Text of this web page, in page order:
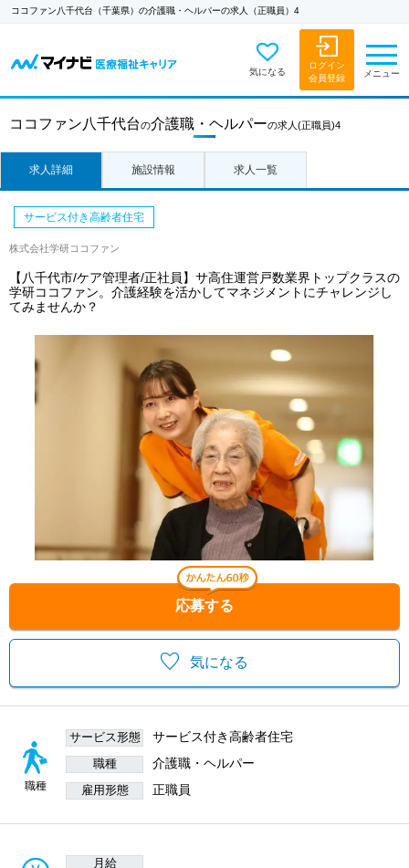
ココファン八千代台（千葉県）の介護職・ヘルパーの求人（正職員）4
気になる
ログイン
会員登録
メニュー
ココファン八千代台の介護職・ヘルパーの求人 (正職員)4
求人詳細 施設情報 求人一覧
気になる
応募する
サービス付き高齢者住宅
株式会社学研ココファン
【八千代市/ケア管理者/正社員】サ高住運営戸数業界トップクラスの
学研ココファン。介護経験を活かしてマネジメントにチャレンジし
てみませんか？
職種
サービス形態 サービス付き高齢者住宅
職種 介護職・ヘルパー
雇用形態 正職員
月給